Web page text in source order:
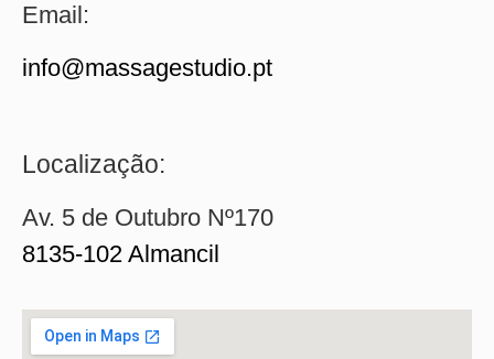
Email:
info@massagestudio.pt
Localização:
Av. 5 de Outubro Nº170
8135-102 Almancil